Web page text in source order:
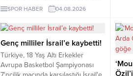
Kupası’ndan Türkiye
Şampiyonluğu ve beş madalyayla
döndü.
SPOR HABER 04.08.2026
Genç milliler İsrail’e kaybetti!
Türkiye, 18 Yaş Altı Erkekler
Avrupa Basketbol Şampiyonası